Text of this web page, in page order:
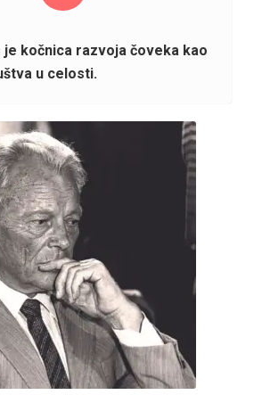
je kočnica razvoja čoveka kao
u celosti.